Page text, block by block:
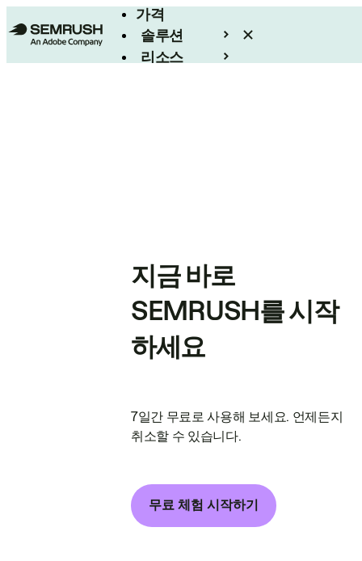
가격
솔루션
리소스
지금 바로
SEMRUSH를 시작
하세요
7일간 무료로 사용해 보세요. 언제든지
취소할 수 있습니다.
무료 체험 시작하기